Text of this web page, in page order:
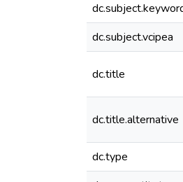
dc.subject.vcipea
dc.title
dc.title.alternative
dc.type